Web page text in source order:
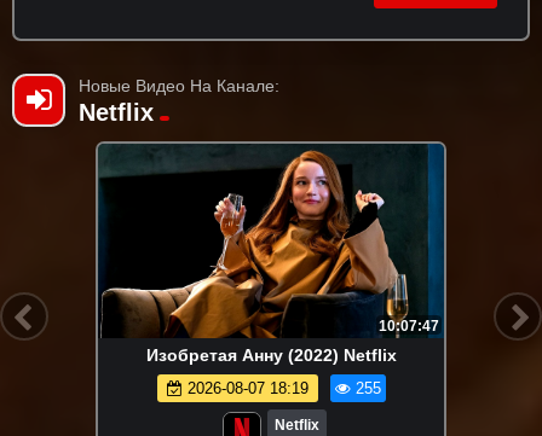
Новые Видео На Канале:
Netflix
10:07:47
Изобретая Анну (2022) Netflix
2026-08-07 18:19 255
Netflix